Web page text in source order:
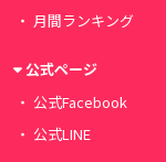
月間ランキング
公式ページ
公式Facebook
公式LINE